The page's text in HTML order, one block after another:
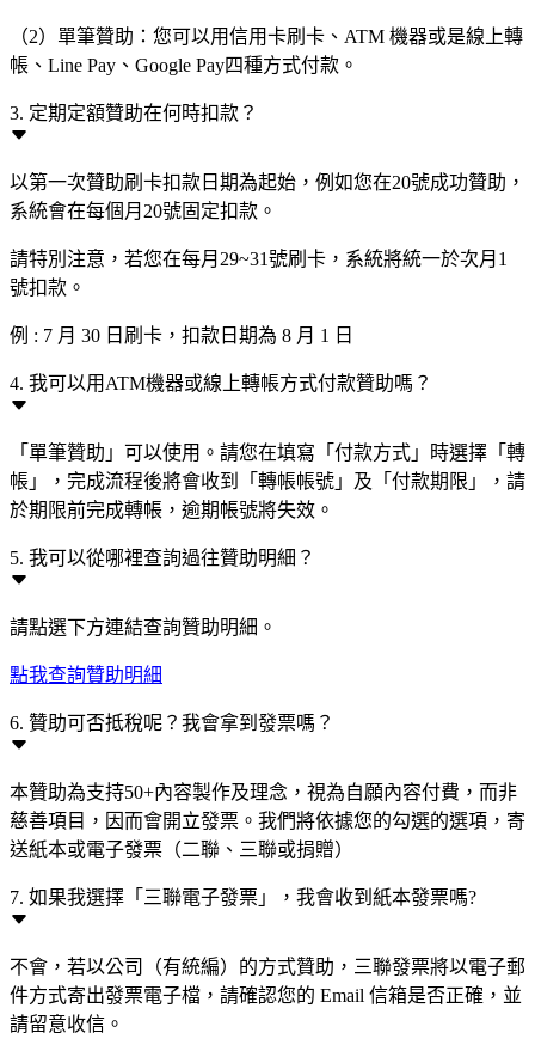
（2）單筆贊助：您可以用信用卡刷卡、ATM 機器或是線上轉
帳、Line Pay、Google Pay四種方式付款。
3. 定期定額贊助在何時扣款？
以第一次贊助刷卡扣款日期為起始，例如您在20號成功贊助，
系統會在每個月20號固定扣款。
請特別注意，若您在每月29~31號刷卡，系統將統一於次月1
號扣款。
例 : 7 月 30 日刷卡，扣款日期為 8 月 1 日
4. 我可以用ATM機器或線上轉帳方式付款贊助嗎？
「單筆贊助」可以使用。請您在填寫「付款方式」時選擇「轉
帳」，完成流程後將會收到「轉帳帳號」及「付款期限」，請
於期限前完成轉帳，逾期帳號將失效。
5. 我可以從哪裡查詢過往贊助明細？
請點選下方連結查詢贊助明細。
點我查詢贊助明細
6. 贊助可否抵稅呢？我會拿到發票嗎？
本贊助為支持50+內容製作及理念，視為自願內容付費，而非
慈善項目，因而會開立發票。我們將依據您的勾選的選項，寄
送紙本或電子發票（二聯、三聯或捐贈）
7. 如果我選擇「三聯電子發票」，我會收到紙本發票嗎?
不會，若以公司（有統編）的方式贊助，三聯發票將以電子郵
件方式寄出發票電子檔，請確認您的 Email 信箱是否正確，並
請留意收信。